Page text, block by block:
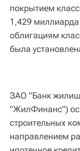
покрытием
1,429 миллиарда
облигациям
была
ЗАО "Банк
"ЖилФинанс")
строительных
направлением